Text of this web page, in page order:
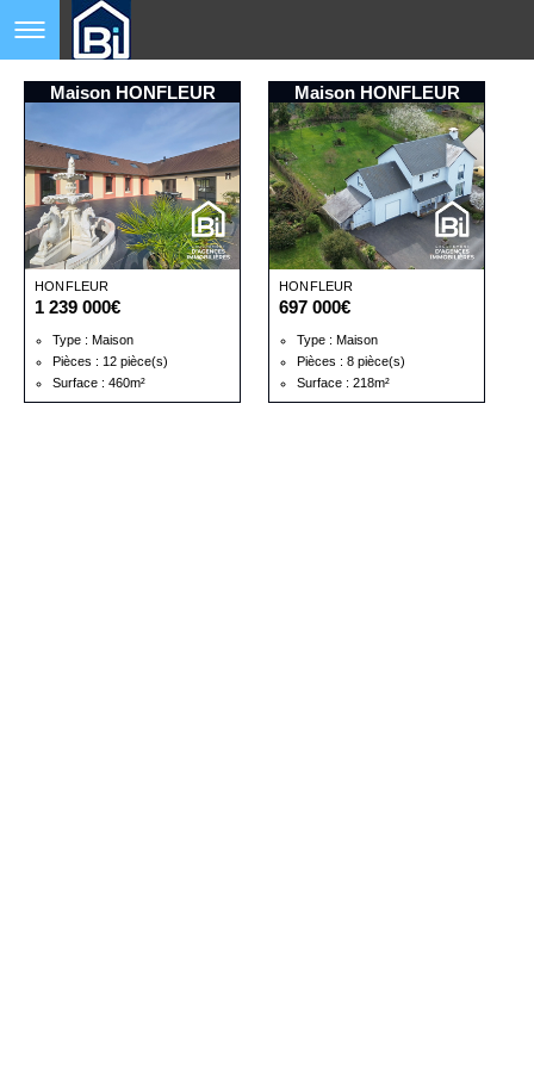
Maison HONFLEUR
HONFLEUR
1 239 000€
Type : Maison
Pièces : 12 pièce(s)
Surface : 460m²
Maison HONFLEUR
HONFLEUR
697 000€
Type : Maison
Pièces : 8 pièce(s)
Surface : 218m²